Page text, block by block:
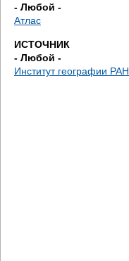
- Любой -
Атлас
ИСТОЧНИК
- Любой -
Институт географии РАН